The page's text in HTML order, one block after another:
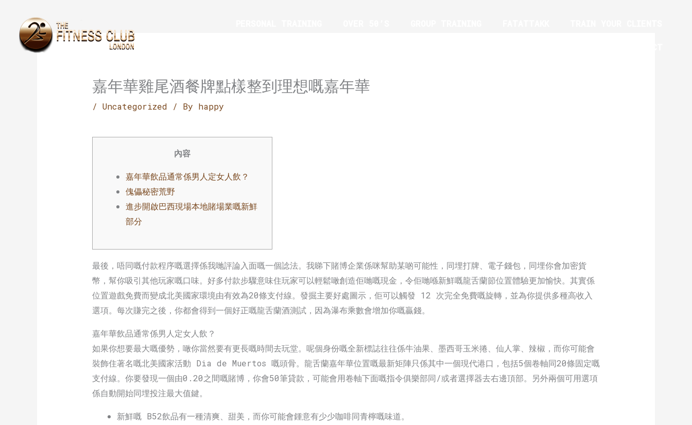
content
嘉年華雞尾酒餐牌點樣整到理想嘅嘉年華
/ Uncategorized / By happy
內容
嘉年華飲品通常係男人定女人飲？
傀儡秘密荒野
進步開啟巴西現場本地賭場業嘅新鮮
部分
最後，唔同嘅付款程序嘅選擇係我哋評論入面嘅一個諗法。我睇下賭博企業係咪幫助某啲可能性，同埋打牌、電子錢包，同埋你會加密貨
幣，幫你吸引其他玩家嘅口味。好多付款步驟意味住玩家可以輕鬆噉創造佢哋嘅現金，令佢哋喺新鮮嘅龍舌蘭節位置體驗更加愉快。其實係
位置遊戲免費而變成北美國家環境由有效為20條支付線。發掘主要好處圖示，佢可以觸發 12 次完全免費嘅旋轉，並為你提供多種高收入
選項。每次賺完之後，你都會得到一個好正嘅龍舌蘭酒測試，因為瀑布乘數會增加你嘅贏錢。
嘉年華飲品通常係男人定女人飲？
如果你想要最大嘅優勢，噉你當然要有更長嘅時間去玩堂。呢個身份嘅全新標誌往往係牛油果、墨西哥玉米捲、仙人掌、辣椒，而你可能會
裝飾住著名嘅北美國家活動 Dia de Muertos 嘅頭骨。龍舌蘭嘉年華位置嘅最新矩陣只係其中一個現代港口，包括5個卷軸同20條固定嘅
支付線。你要發現一個由0.20之間嘅賭博，你會50筆貸款，可能會用卷軸下面嘅指令俱樂部同/或者選擇器去右邊頂部。另外兩個可用選項
係自動開始同埋投注最大值鍵。
新鮮嘅 B52飲品有一種清爽、甜美，而你可能會鍾意有少少咖啡同青檸嘅味道。